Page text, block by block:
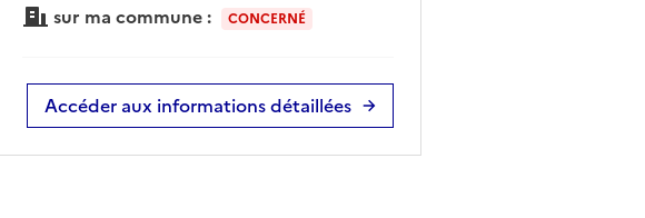
sur ma commune : CONCERNÉ
Accéder aux informations détaillées